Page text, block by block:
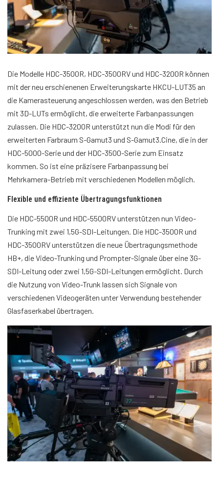
Die Modelle HDC-3500R, HDC-3500RV und HDC-3200R können
mit der neu erschienenen Erweiterungskarte HKCU-LUT35 an
die Kamerasteuerung angeschlossen werden, was den Betrieb
mit 3D-LUTs ermöglicht, die erweiterte Farbanpassungen
zulassen. Die HDC-3200R unterstützt nun die Modi für den
erweiterten Farbraum S-Gamut3 und S-Gamut3.Cine, die in der
HDC-5000-Serie und der HDC-3500-Serie zum Einsatz
kommen. So ist eine präzisere Farbanpassung bei
Mehrkamera-Betrieb mit verschiedenen Modellen möglich.
Flexible und effiziente Übertragungsfunktionen
Die HDC-5500R und HDC-5500RV unterstützen nun Video-
Trunking mit zwei 1,5G-SDI-Leitungen. Die HDC-3500R und
HDC-3500RV unterstützen die neue Übertragungsmethode
HB+, die Video-Trunking und Prompter-Signale über eine 3G-
SDI-Leitung oder zwei 1,5G-SDI-Leitungen ermöglicht. Durch
die Nutzung von Video-Trunk lassen sich Signale von
verschiedenen Videogeräten unter Verwendung bestehender
Glasfaserkabel übertragen.